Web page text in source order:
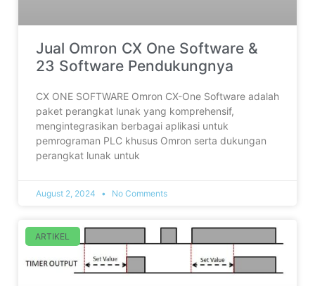
Jual Omron CX One Software &
23 Software Pendukungnya
CX ONE SOFTWARE Omron CX-One Software adalah
paket perangkat lunak yang komprehensif,
mengintegrasikan berbagai aplikasi untuk
pemrograman PLC khusus Omron serta dukungan
perangkat lunak untuk
August 2, 2024 No Comments
ARTIKEL